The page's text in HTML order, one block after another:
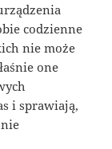
codzienne
nie może
one
i sprawiają,